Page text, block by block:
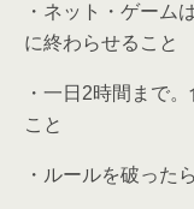
・ネット・ゲーム
に終わらせること
・一日2時間まで
こと
・ルールを破った